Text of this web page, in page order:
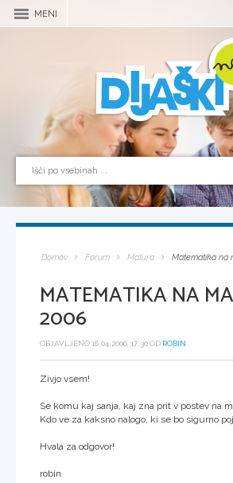
MENI
Domov Forum Matura Matematika na
MATEMATIKA NA
2006
OBJAVLJENO 16.04.2006, 17:30 OD ROBIN
Zivjo vsem!
Se komu kaj sanja, kaj zna prit v postev na
Kdo ve za kaksno nalogo, ki se bo sigurno
Hvala za odgovor!
robin